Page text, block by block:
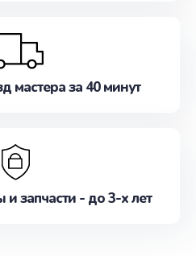
мастера за 40 минут
и запчасти - до 3-х лет